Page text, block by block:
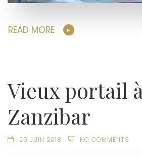
READ MORE
Vieux portail à
Zanzibar
20 JUIN 2018 NO COMMENTS